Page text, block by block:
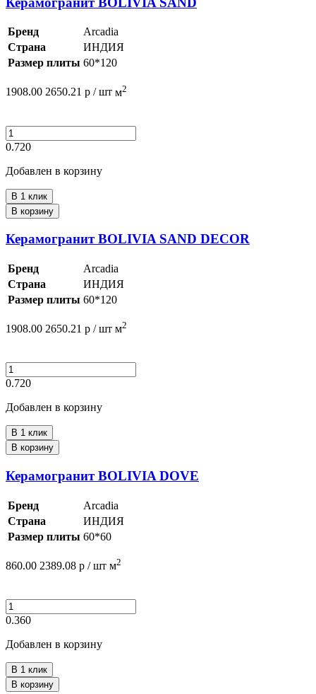
Бренд
Arcadia
Страна
ИНДИЯ
Размер плиты 60*120
1908.00 2650.21 р / шт м2
0.720
Добавлен в корзину
В 1 клик
В корзину
Керамогранит BOLIVIA SAND DECOR
Бренд
Arcadia
Страна
ИНДИЯ
Размер плиты 60*120
1908.00 2650.21 р / шт м2
0.720
Добавлен в корзину
В 1 клик
В корзину
Керамогранит BOLIVIA DOVE
Бренд
Arcadia
Страна
ИНДИЯ
Размер плиты 60*60
860.00 2389.08 р / шт м2
0.360
Добавлен в корзину
В 1 клик
В корзину